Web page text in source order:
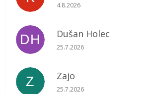
Hodnotenie obchodu je 5 z 5
4.8.2026
DH Dušan Holec
Hodnotenie obchodu je 5 z 5
25.7.2026
Z Zajo
Hodnotenie obchodu je 5 z 5
25.7.2026